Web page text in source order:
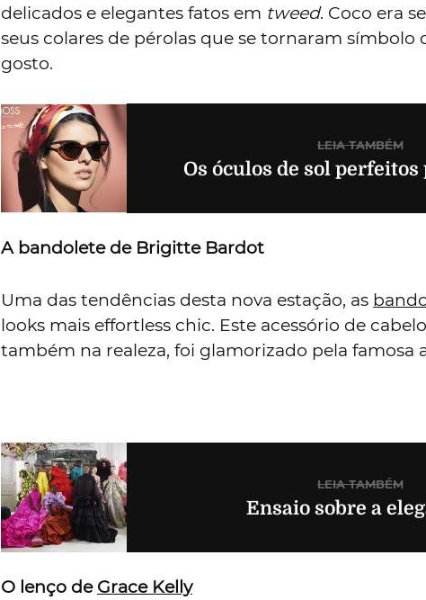
delicados e elegantes fatos em tweed. Coco era
seus colares de pérolas que se tornaram símbolo
gosto.
LEIA TAMBÉM
Os óculos de sol perfeitos
A bandolete de Brigitte Bardot
Uma das tendências desta nova estação, as
looks mais effortless chic. Este acessório de
também na realeza, foi glamorizado pela famosa
LEIA TAMBÉM
Ensaio sobre a
O lenço de Grace Kelly